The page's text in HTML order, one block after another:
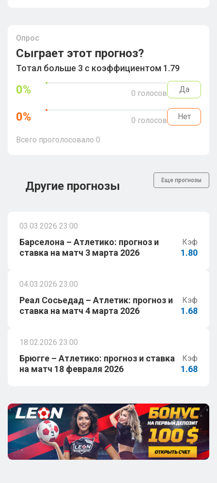
Опрос
Сыграет этот прогноз?
Тотал больше 3 с коэффициентом 1.79
0% 0 голосов Да
0% 0 голосов Нет
Всего проголосовало 0
Другие прогнозы Еще прогнозы
03.03.2026 23:00
Барселона – Атлетико: прогноз и
ставка на матч 3 марта 2026
Кэф
1.80
04.03.2026 23:00
Реал Сосьедад – Атлетик: прогноз и
ставка на матч 4 марта 2026
Кэф
1.68
18.02.2026 23:00
Брюгге – Атлетико: прогноз и ставка
на матч 18 февраля 2026
Кэф
1.68